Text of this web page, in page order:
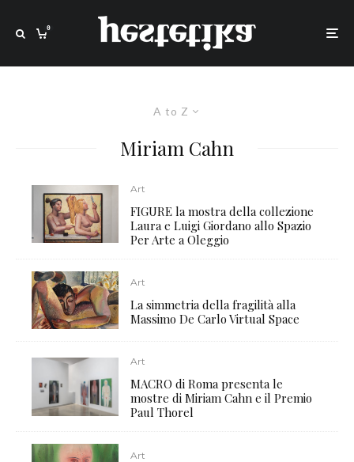
0
A to Z
Miriam Cahn
Art
FIGURE la mostra della collezione
Laura e Luigi Giordano allo Spazio
Per Arte a Oleggio
Art
La simmetria della fragilità alla
Massimo De Carlo Virtual Space
Art
MACRO di Roma presenta le
mostre di Miriam Cahn e il Premio
Paul Thorel
Art